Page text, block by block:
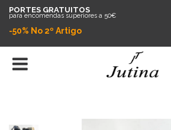
PORTES GRATUITOS
para encomendas superiores a 50€
-50% No 2º Artigo